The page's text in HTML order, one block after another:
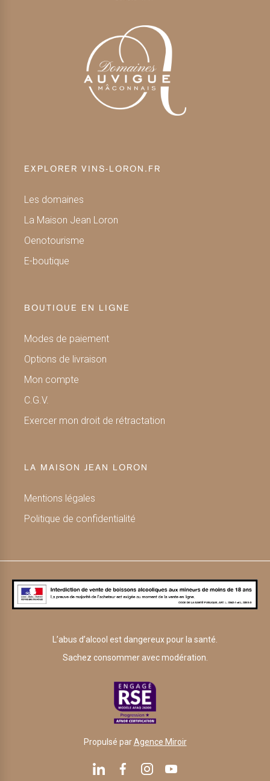
EXPLORER VINS-LORON.FR
Les domaines
La Maison Jean Loron
Oenotourisme
E-boutique
BOUTIQUE EN LIGNE
Modes de paiement
Options de livraison
Mon compte
C.G.V.
Exercer mon droit de rétractation
LA MAISON JEAN LORON
Mentions légales
Politique de confidentialité
L’abus d’alcool est dangereux pour la santé.
Sachez consommer avec modération.
Propulsé parAgence Miroir